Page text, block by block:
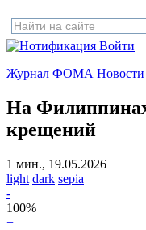
Войти
Журнал ФОМА Новости
На Филиппинах
крещений
1 мин., 19.05.2026
light dark sepia
-
100%
+